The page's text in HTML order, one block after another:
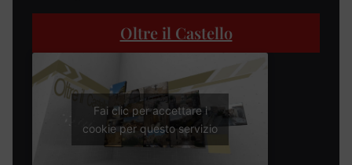
Oltre il Castello
Fai clic per accettare i
cookie per questo servizio